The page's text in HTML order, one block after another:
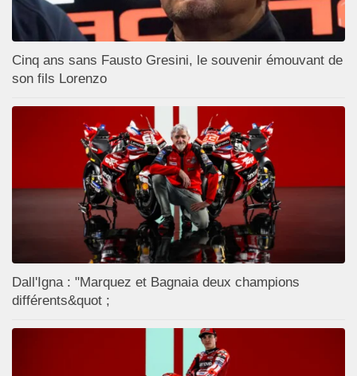
Cinq ans sans Fausto Gresini, le souvenir émouvant de
son fils Lorenzo
Dall'Igna : "Marquez et Bagnaia deux champions
différents&quot ;